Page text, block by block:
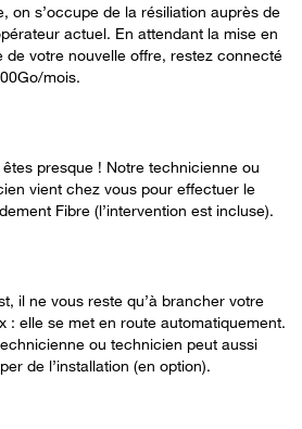
on s’occupe de la résiliation auprès de
actuel. En attendant la mise en
de votre nouvelle offre, restez connecté
mois.
êtes presque ! Notre technicienne ou
vient chez vous pour effectuer le
Fibre (l’intervention est incluse).
il ne vous reste qu’à brancher votre
: elle se met en route automatiquement.
ou technicien peut aussi
de l’installation (en option).